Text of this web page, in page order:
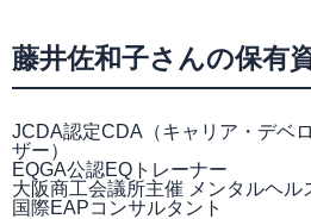
藤井佐和子さんの保有
JCDA認定CDA（キャリア・デベ
ザー）
EQGA公認EQトレーナー
大阪商工会議所主催 メンタルヘル
国際EAPコンサルタント